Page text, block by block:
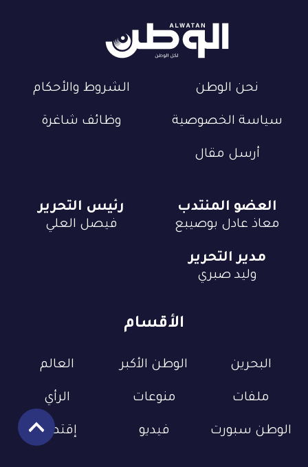
نحن الوطن الشروط والأحكام
سياسة الخصوصية وظائف شاغرة
أرسل مقال
الأقسام
البحرين الوطن الأكبر العالم
ملفات منوعات الرأي
الوطن سبورت فيديو إقتصاد
العضو المنتدب
معاذ عادل بوصيبع
رئيس التحرير
فيصل العلي
مدير التحرير
وليد صبري